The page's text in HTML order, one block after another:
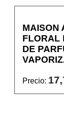
MAISON
FLORAL
DE
Precio: